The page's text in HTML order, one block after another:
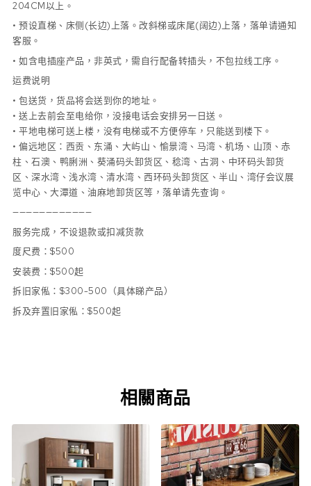
204CM以上。
• 预设直梯、床侧(长边)上落。改斜梯或床尾(阔边)上落，落单请通知
客服。
• 如含电插座产品，非英式，需自行配备转插头，不包拉线工序。
运费说明
• 包送货，货品将会送到你的地址。
• 送上去前会至电给你，没接电话会安排另一日送。
• 平地电梯可送上楼，没有电梯或不方便停车，只能送到楼下。
• 偏远地区：西贡、东涌、大屿山、愉景湾、马湾、机场、山顶、赤
柱、石澳、鸭脷洲、葵涌码头卸货区、稔湾、古洞、中环码头卸货
区、深水湾、浅水湾、清水湾、西环码头卸货区、半山、湾仔会议展
览中心、大潭道、油麻地卸货区等，落单请先查询。
————————————
服务完成，不设退款或扣减货款
度尺费：$500
安装费：$500起
拆旧家俬：$300-500（具体睇产品）
拆及弃置旧家俬：$500起
相關商品